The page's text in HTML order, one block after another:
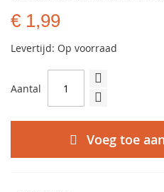
€ 1,99
Levertijd: Op voorraad
Aantal
Voeg toe